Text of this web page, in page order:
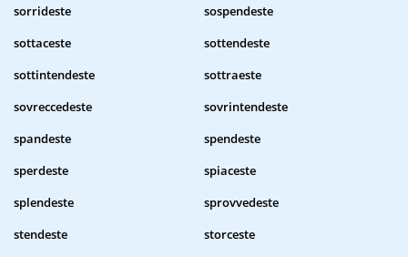
sorrideste
sospendeste
sottaceste
sottendeste
sottintendeste
sottraeste
sovreccedeste
sovrintendeste
spandeste
spendeste
sperdeste
spiaceste
splendeste
sprovvedeste
stendeste
storceste